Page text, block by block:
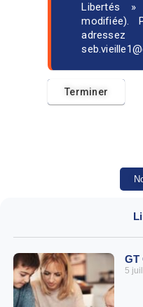
Libertés
modifiée).
GT
5